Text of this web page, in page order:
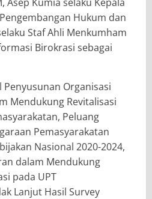
Hukum dan
Staf Ahli Menkumham
Birokrasi sebagai
Organisasi
Mendukung Revitalisasi
Peluang
Pemasyarakatan
Nasional 2020-2024,
dalam Mendukung
pada UPT
Lanjut Hasil Survey